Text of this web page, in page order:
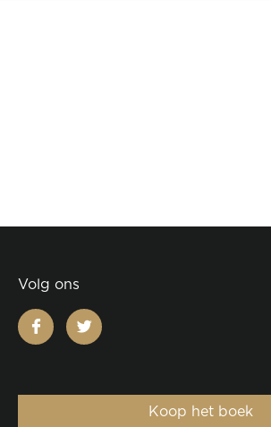
Volg ons
facebooktwitter
Koop het boek